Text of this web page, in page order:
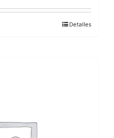
Detalles